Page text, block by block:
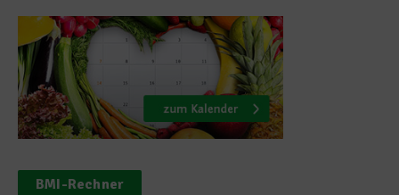
BMI-Rechner